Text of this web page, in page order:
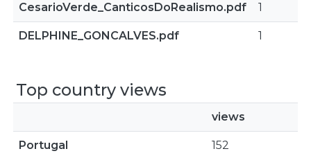
CesarioVerde_CanticosDoRealismo.pdf 1
DELPHINE_GONCALVES.pdf 1
Top country views
views
Portugal 152